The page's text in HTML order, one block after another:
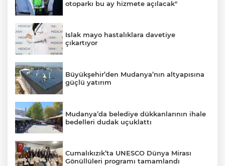
otoparkı bu ay hizmete açılacak"
Islak mayo hastalıklara davetiye
çıkartıyor
Büyükşehir’den Mudanya’nın altyapısına
güçlü yatırım
Mudanya’da belediye dükkanlarının ihale
bedelleri dudak uçuklattı
Cumalıkızık’ta UNESCO Dünya Mirası
Gönüllüleri programı tamamlandı